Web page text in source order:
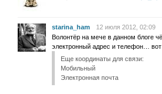
starina_ham
12 июля 2012, 02:09
Волонтёр на мече в данном блоге
электронный адрес и телефон…
Еще координаты для связи:
Мобильный
Электронная почта